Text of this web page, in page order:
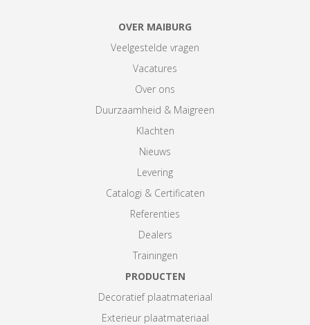
OVER MAIBURG
Veelgestelde vragen
Vacatures
Over ons
Duurzaamheid & Maigreen
Klachten
Nieuws
Levering
Catalogi & Certificaten
Referenties
Dealers
Trainingen
PRODUCTEN
Decoratief plaatmateriaal
Exterieur plaatmateriaal